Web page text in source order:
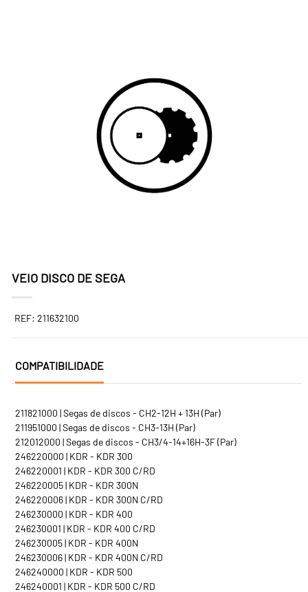
VEIO DISCO DE SEGA
REF: 211632100
COMPATIBILIDADE
211821000 | Segas de discos - CH2-12H + 13H (Par)
211951000 | Segas de discos - CH3-13H (Par)
212012000 | Segas de discos - CH3/4-14+16H-3F (Par)
246220000 | KDR - KDR 300
246220001 | KDR - KDR 300 C/RD
246220005 | KDR - KDR 300N
246220006 | KDR - KDR 300N C/RD
246230000 | KDR - KDR 400
246230001 | KDR - KDR 400 C/RD
246230005 | KDR - KDR 400N
246230006 | KDR - KDR 400N C/RD
246240000 | KDR - KDR 500
246240001 | KDR - KDR 500 C/RD